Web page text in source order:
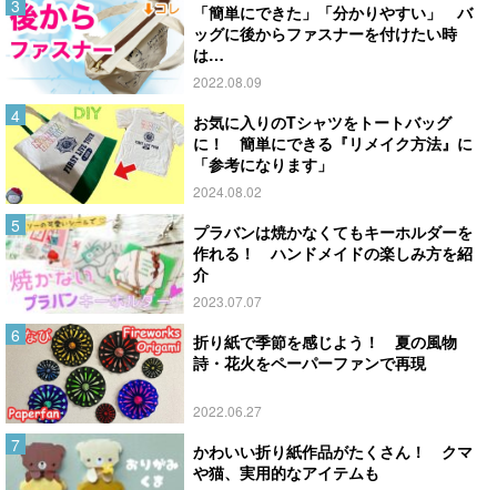
「簡単にできた」「分かりやすい」 バ
ッグに後からファスナーを付けたい時
は…
2022.08.09
お気に入りのTシャツをトートバッグ
に！ 簡単にできる『リメイク方法』に
「参考になります」
2024.08.02
プラバンは焼かなくてもキーホルダーを
作れる！ ハンドメイドの楽しみ方を紹
介
2023.07.07
折り紙で季節を感じよう！ 夏の風物
詩・花火をペーパーファンで再現
2022.06.27
かわいい折り紙作品がたくさん！ クマ
や猫、実用的なアイテムも